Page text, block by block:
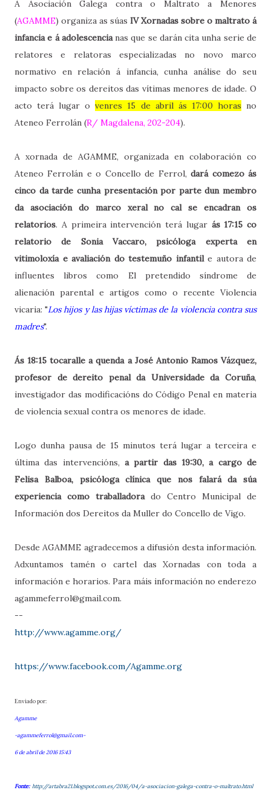
A Asociación Galega contra o Maltrato a Menores
(AGAMME) organiza as súas IV Xornadas sobre o maltrato á
infancia e á adolescencianas que se darán cita unha serie de
relatores e relatoras especializadas no novo marco
normativo en relación á infancia, cunha análise do seu
impacto sobre os dereitos das vítimas menores de idade. O
acto terá lugar ovenres 15 de abril ás 17:00 horas no
Ateneo Ferrolán (R/ Magdalena, 202-204).
A xornada de AGAMME, organizada en colaboración co
Ateneo Ferrolán e o Concello de Ferrol,dará comezo ás
cinco da tarde cunha presentación por parte dun membro
da asociación do marco xeral no cal se encadran os
relatorios. A primeira intervención terá lugar ás 17:15 co
relatorio de Sonia Vaccaro, psicóloga experta en
vitimoloxía e avaliación do testemuño infantile autora de
influentes libros como El pretendido síndrome de
alienación parental e artigos como o recente Violencia
vicaria: "Los hijos y las hijas víctimas de la violencia contra sus
madres".
Ás 18:15 tocaralle a quenda a José Antonio Ramos Vázquez,
profesor de dereito penal da Universidade da Coruña,
investigador das modificacións do Código Penal en materia
de violencia sexual contra os menores de idade.
Logo dunha pausa de 15 minutos terá lugar a terceira e
última das intervencións, a partir das 19:30, a cargo de
Felisa Balboa, psicóloga clínica que nos falará da súa
experiencia como traballadorado Centro Municipal de
Información dos Dereitos da Muller do Concello de Vigo.
Desde AGAMME agradecemos a difusión desta información.
Adxuntamos tamén o cartel das Xornadas con toda a
información e horarios. Para máis información no enderezo
agammeferrol@gmail.com.
--
http://www.agamme.org/
https://www.facebook.com/Agamme.org
Enviado por:
Agamme
-agammeferrol@gmail.com-
6 de abril de 2016 15:43
Fonte: http://artabra21.blogspot.com.es/2016/04/a-asociacion-galega-contra-o-maltrato.html